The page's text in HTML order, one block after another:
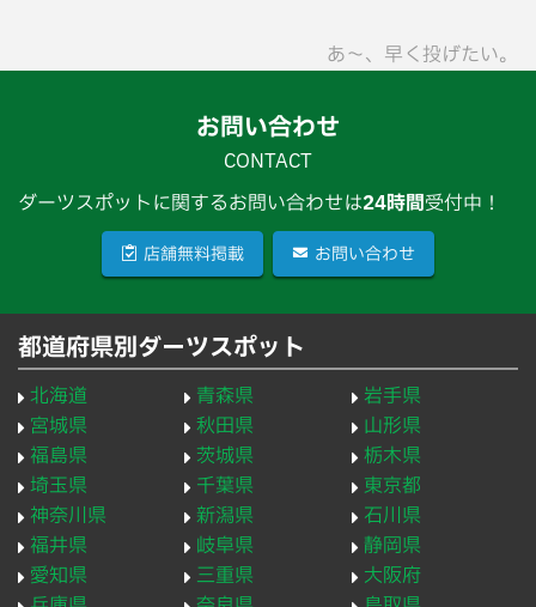
あ〜、早く投げたい。
お問い合わせ
CONTACT
ダーツスポットに関するお問い合わせは24時間受付中！
店舗無料掲載 お問い合わせ
都道府県別ダーツスポット
北海道 青森県
岩手県
宮城県
秋田県
山形県
福島県
茨城県
栃木県
埼玉県
千葉県
東京都
神奈川県
新潟県
石川県
福井県
岐阜県
静岡県
愛知県
三重県
大阪府